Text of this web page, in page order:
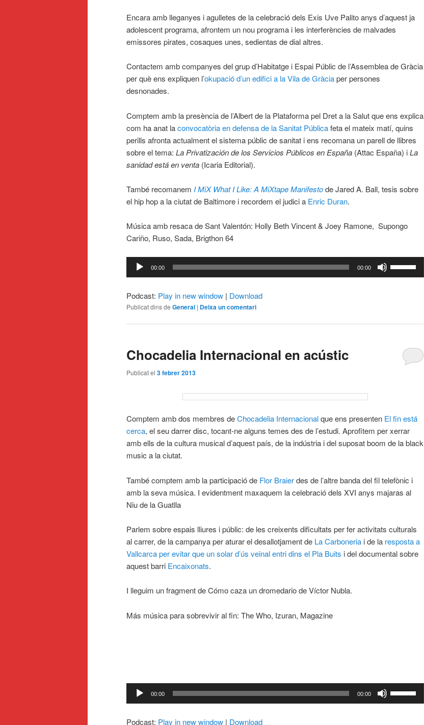
Encara amb lleganyes i agulletes de la celebració dels Exis Uve Palito anys d’aquest ja
adolescent programa, afrontem un nou programa i les interferències de malvades
emissores pirates, cosaques unes, sedientas de dial altres.
Contactem amb companyes del grup d’Habitatge i Espai Públic de l’Assemblea de Gràcia
per què ens expliquen l’okupació d’un edifici a la Vila de Gràciaper persones
desnonades.
Comptem amb la presència de l’Albert de la Plataforma pel Dret a la Salut que ens explica
com ha anat laconvocatòria en defensa de la Sanitat Públicafeta el mateix matí, quins
perills afronta actualment el sistema públic de sanitat i ens recomana un parell de llibres
sobre el tema: La Privatización de los Servicios Públicos en España (Attac España) iLa
sanidad está en venta (Icaria Editorial).
També recomanem I MiX What I Like: A MiXtape Manifestode Jared A. Ball, tesis sobre
el hip hop a la ciutat de Baltimore i recordem el judici a Enric Duran.
Música amb resaca de Sant Valentón: Holly Beth Vincent & Joey Ramone, Supongo
Cariño, Ruso, Sada, Brigthon 64
Reproductor
d'àudio
00:00 00:00
fletxa
amunt/cap
avall
el
volum.
Podcast: Play in new window | Download
Publicat dins de General | Deixa un comentari
Chocadelia Internacional en acústic
Publicat el 3 febrer 2013
Comptem amb dos membres deChocadelia Internacionalque ens presenten El fin está
cerca, el seu darrer disc, tocant-ne alguns temes des de l’estudi. Aprofitem per xerrar
amb ells de la cultura musical d’aquest país, de la indústria i del suposat boom de la black
music a la ciutat.
També comptem amb la participació de Flor Braierdes de l’altre banda del fil telefònic i
amb la seva música. I evidentment maxaquem la celebració dels XVI anys majaras al
Niu de la Guatlla
Parlem sobre espais lliures i públic: de les creixents dificultats per fer activitats culturals
al carrer, de la campanya per aturar el desallotjament de La Carboneria i de la resposta a
Vallcarca per evitar que un solar d’ús veinal entri dins el Pla Buits i del documental sobre
aquest barri Encaixonats.
I lleguim un fragment de Cómo caza un dromedario de Víctor Nubla.
Más música para sobrevivir al fin: The Who, Izuran, Magazine
Reproductor
d'àudio
00:00 00:00
Podcast: Play in new window | Download